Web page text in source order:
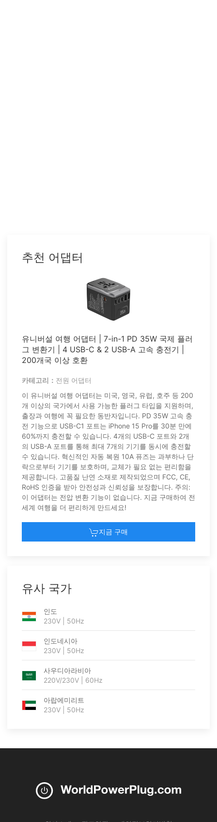
추천 어댑터
유니버설 여행 어댑터 | 7-in-1 PD 35W 국제 플러
그 변환기 | 4 USB-C & 2 USB-A 고속 충전기 |
200개국 이상 호환
카테고리： 전원 어댑터
이 유니버설 여행 어댑터는 미국, 영국, 유럽, 호주 등 200
개 이상의 국가에서 사용 가능한 플러그 타입을 지원하며,
출장과 여행에 꼭 필요한 동반자입니다. PD 35W 고속 충
전 기능으로 USB-C1 포트는 iPhone 15 Pro를 30분 만에
60%까지 충전할 수 있습니다. 4개의 USB-C 포트와 2개
의 USB-A 포트를 통해 최대 7개의 기기를 동시에 충전할
수 있습니다. 혁신적인 자동 복원 10A 퓨즈는 과부하나 단
락으로부터 기기를 보호하며, 교체가 필요 없는 편리함을
제공합니다. 고품질 난연 소재로 제작되었으며 FCC, CE,
RoHS 인증을 받아 안전성과 신뢰성을 보장합니다. 주의:
이 어댑터는 전압 변환 기능이 없습니다. 지금 구매하여 전
세계 여행을 더 편리하게 만드세요!
지금 구매
유사 국가
인도
230V | 50Hz
인도네시아
230V | 50Hz
사우디아라비아
220V/230V | 60Hz
아랍에미리트
230V | 50Hz